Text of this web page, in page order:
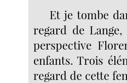
Et je tombe
regard de
perspective
enfants. Trois
regard de cette